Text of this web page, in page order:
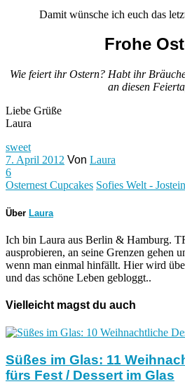
Damit wünsche ich euch das
Frohe
Wie feiert ihr Ostern? Habt ihr
an diesen
Liebe Grüße
Laura
sweet
7. April 2012 Von Laura
6
Osternest Cupcakes Sofies Welt -
Über Laura
Ich bin Laura aus Berlin & Hamburg.
ausprobieren, an seine Grenzen gehen
wenn man einmal hinfällt. Hier wird
und das schöne Leben gebloggt..
Vielleicht magst du auch
Süßes im Glas: 11
fürs Fest / Dessert im Glas